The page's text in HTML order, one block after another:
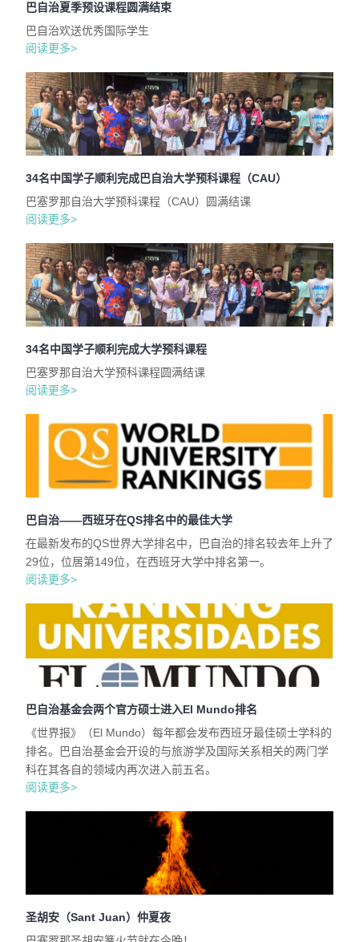
巴自治夏季预设课程圆满结束
巴自治欢送优秀国际学生
阅读更多>
34名中国学子顺利完成巴自治大学预科课程（CAU）
巴塞罗那自治大学预科课程（CAU）圆满结课
阅读更多>
34名中国学子顺利完成大学预科课程
巴塞罗那自治大学预科课程圆满结课
阅读更多>
巴自治——西班牙在QS排名中的最佳大学
在最新发布的QS世界大学排名中，巴自治的排名较去年上升了
29位，位居第149位，在西班牙大学中排名第一。
阅读更多>
巴自治基金会两个官方硕士进入El Mundo排名
《世界报》（El Mundo）每年都会发布西班牙最佳硕士学科的
排名。巴自治基金会开设的与旅游学及国际关系相关的两门学
科在其各自的领域内再次进入前五名。
阅读更多>
圣胡安（Sant Juan）仲夏夜